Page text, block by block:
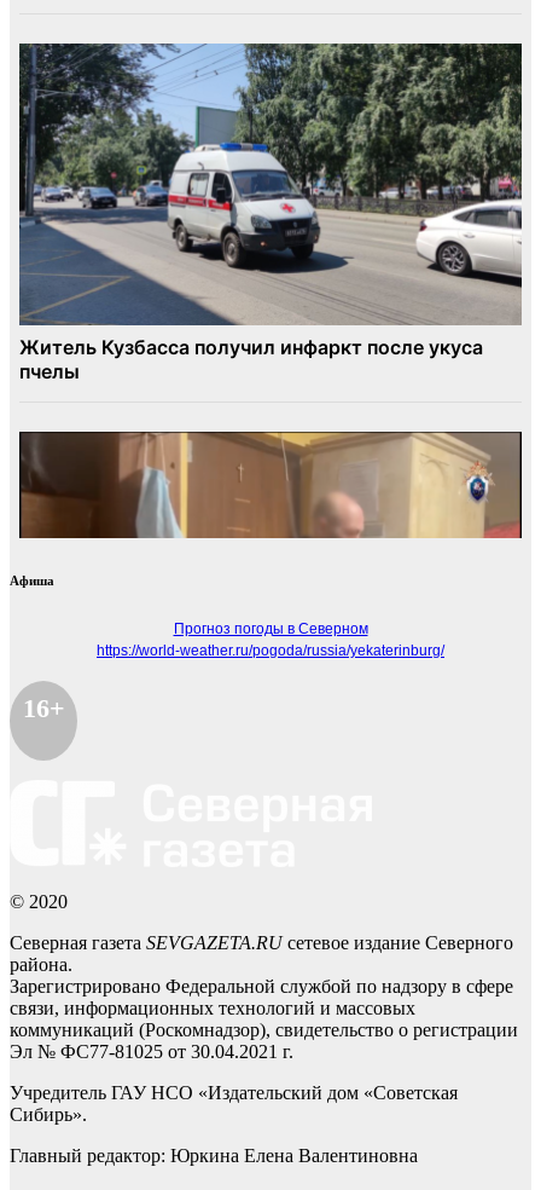
Афиша
Прогноз погоды в Северном
https://world-weather.ru/pogoda/russia/yekaterinburg/
16+
© 2020
Северная газета SEVGAZETA.RUсетевое издание Северного
района.
Зарегистрировано Федеральной службой по надзору в сфере
связи, информационных технологий и массовых
коммуникаций (Роскомнадзор), свидетельство о регистрации
Эл № ФС77-81025 от 30.04.2021 г.
Учредитель ГАУ НСО «Издательский дом «Советская
Сибирь».
Главный редактор: Юркина Елена Валентиновна